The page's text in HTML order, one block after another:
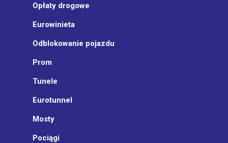
Opłaty drogowe
Eurowinieta
Odblokowanie pojazdu
Prom
Tunele
Eurotunnel
Mosty
Pociągi